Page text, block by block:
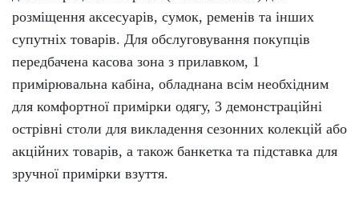
розміщення аксесуарів, сумок, ременів та інших
супутніх товарів. Для обслуговування покупців
передбачена касова зона з прилавком, 1
примірювальна кабіна, обладнана всім необхідним
для комфортної примірки одягу, 3 демонстраційні
острівні столи для викладення сезонних колекцій або
акційних товарів, а також банкетка та підставка для
зручної примірки взуття.